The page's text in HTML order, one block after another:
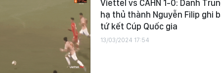
Viettel vs CAHN 1-0: Danh
hạ thủ thành Nguyễn Filip ghi
tứ kết Cúp Quốc gia
13/03/2024 17:54